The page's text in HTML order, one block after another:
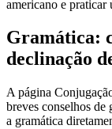
americano e praticar
Gramática:
declinação
A página
breves conselhos
a gramática